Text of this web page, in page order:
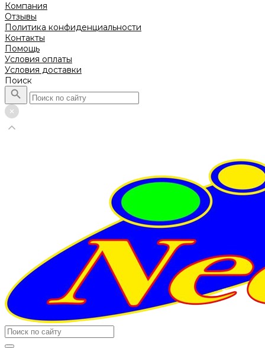
Компания
Отзывы
Политика конфиденциальности
Контакты
Помощь
Условия оплаты
Условия доставки
Поиск